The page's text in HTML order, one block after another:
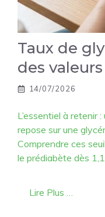
Taux de
des
14/07/2026
L’essentiel à retenir
repose sur une
Comprendre ces
le prédiabète dès
Lire Plus …